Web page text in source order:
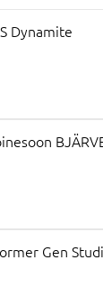
Dynamite
Gen